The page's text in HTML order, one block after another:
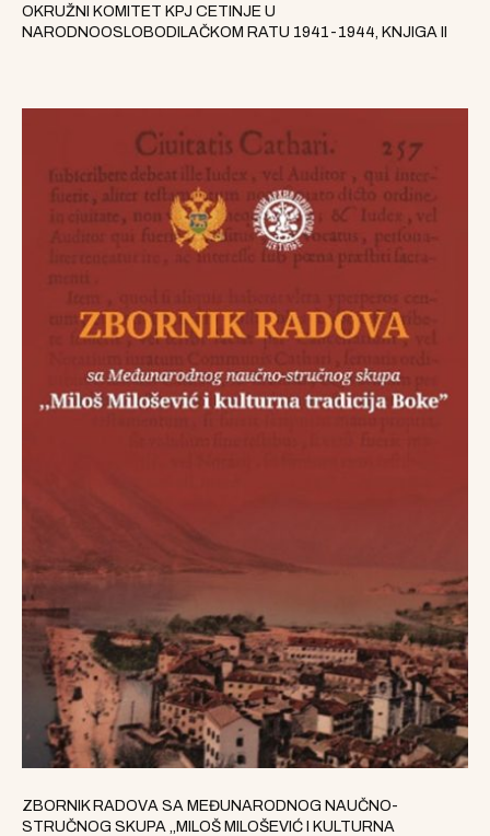
OKRUŽNI KOMITET KPJ CETINJE U
NARODNOOSLOBODILAČKOM RATU 1941-1944, KNJIGA II
ZBORNIK RADOVA SA MEĐUNARODNOG NAUČNO-
STRUČNOG SKUPA ,,MILOŠ MILOŠEVIĆ I KULTURNA